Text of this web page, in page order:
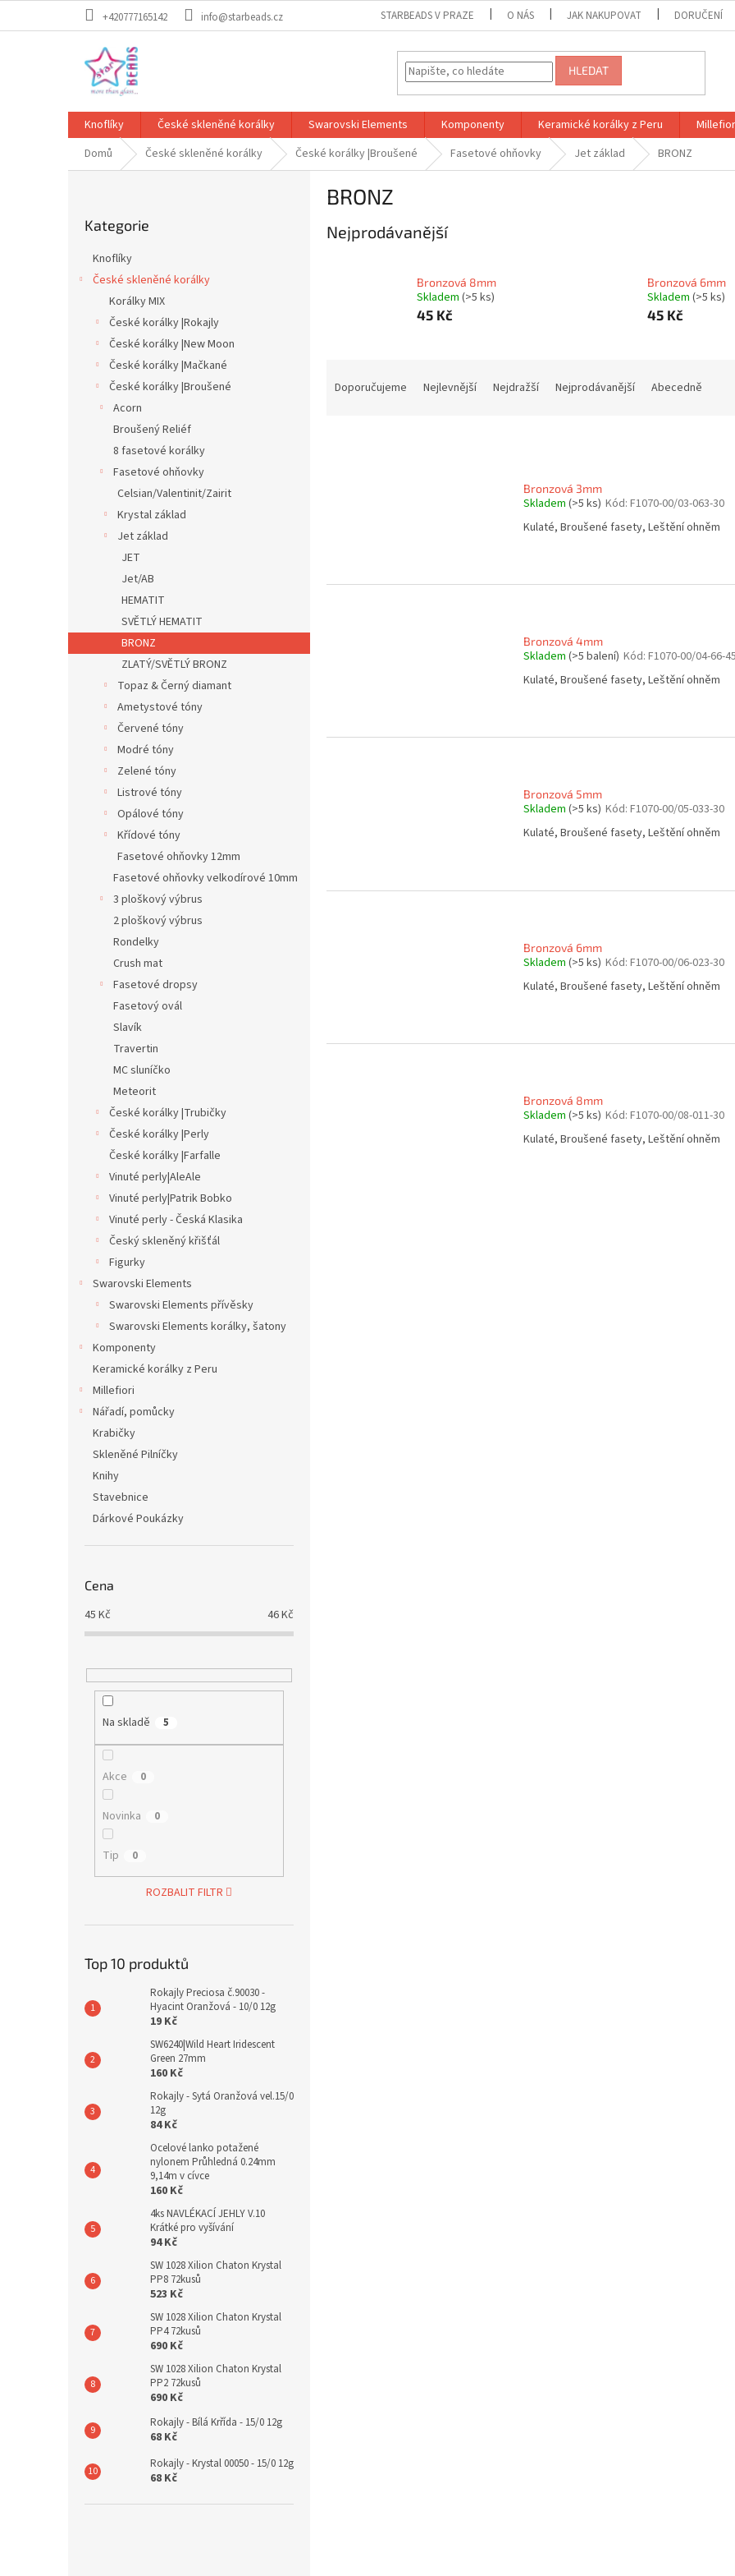
+420777165142 info@starbeads.cz STARBEADS V PRAZE O NÁS JAK NAKUPOVAT DORUČENÍ
HLEDAT
Knoflíky České skleněné korálky Swarovski Elements Komponenty Keramické korálky z Peru
Domů
České skleněné korálky České korálky |Broušené Fasetové ohňovky Jet základ BRONZ
kategorie
Kategorie
Knoflíky
České skleněné korálky
Korálky MIX
České korálky |Rokajly
České korálky |New Moon
České korálky |Mačkané
České korálky |Broušené
Acorn
Broušený Reliéf
8 fasetové korálky
Fasetové ohňovky
Celsian/Valentinit/Zairit
Krystal základ
Jet základ
JET
Jet/AB
HEMATIT
SVĚTLÝ HEMATIT
BRONZ
ZLATÝ/SVĚTLÝ BRONZ
Topaz & Černý diamant
Ametystové tóny
Červené tóny
Modré tóny
Zelené tóny
Listrové tóny
Opálové tóny
Křídové tóny
Fasetové ohňovky 12mm
Fasetové ohňovky velkodírové 10mm
3 ploškový výbrus
2 ploškový výbrus
Rondelky
Crush mat
Fasetové dropsy
Fasetový ovál
Slavík
Travertin
MC sluníčko
Meteorit
České korálky |Trubičky
České korálky |Perly
České korálky |Farfalle
Vinuté perly|AleAle
Vinuté perly|Patrik Bobko
Vinuté perly - Česká Klasika
Český skleněný křišťál
Figurky
Swarovski Elements
Swarovski Elements přívěsky
Swarovski Elements korálky, šatony
Komponenty
Keramické korálky z Peru
Millefiori
Nářadí, pomůcky
Krabičky
Skleněné Pilníčky
Knihy
Stavebnice
Dárkové Poukázky
Cena
45 Kč 46Kč
Na skladě 5
Akce 0
Novinka 0
Tip 0
ROZBALIT FILTR
Top 10 produktů
Rokajly Preciosa č.90030 -
Hyacint Oranžová - 10/0 12g
19 Kč
SW6240|Wild Heart Iridescent
Green 27mm
160 Kč
Rokajly - Sytá Oranžová vel.15/0
12g
84 Kč
Ocelové lanko potažené
nylonem Průhledná 0.24mm
9,14m v cívce
160 Kč
4ks NAVLÉKACÍ JEHLY V.10
Krátké pro vyšívání
94 Kč
SW 1028 Xilion Chaton Krystal
PP8 72kusů
523 Kč
SW 1028 Xilion Chaton Krystal
PP4 72kusů
690 Kč
SW 1028 Xilion Chaton Krystal
PP2 72kusů
690 Kč
Rokajly - Bílá Krřída - 15/0 12g
68 Kč
Rokajly - Krystal 00050 - 15/0 12g
68 Kč
BRONZ
Nejprodávanější
Bronzová 8mm
Skladem (>5 ks)
45 Kč
Bronzová 6mm
Skladem (>5 ks)
45 Kč
t
Doporučujeme Nejlevnější Nejdražší Nejprodávanější Abecedně
d
Bronzová 3mm
Skladem (>5 ks) Kód: F1070-00/03-063-30
Kulaté, Broušené fasety, Leštění ohněm
Bronzová 4mm
Skladem (>5 balení) Kód: F1070-00/04-66-45
Kulaté, Broušené fasety, Leštění ohněm
Bronzová 5mm
Skladem (>5 ks) Kód: F1070-00/05-033-30
Kulaté, Broušené fasety, Leštění ohněm
Bronzová 6mm
Skladem (>5 ks) Kód: F1070-00/06-023-30
Kulaté, Broušené fasety, Leštění ohněm
Bronzová 8mm
Skladem (>5 ks) Kód: F1070-00/08-011-30
Kulaté, Broušené fasety, Leštění ohněm